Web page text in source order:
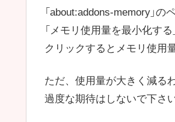
「about:addons-memory」の
「メモリ使用量を最小化す
クリックするとメモリ使用
ただ、使用量が大きく減る
過度な期待はしないで下さい